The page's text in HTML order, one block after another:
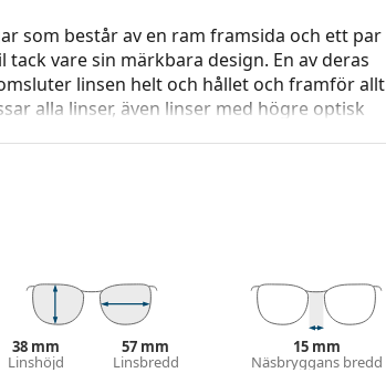
som består av en ram framsida och ett par
vare sin märkbara design. En av deras
linsen helt och hållet och framför allt
alla linser, även linser med högre optisk
skötsel av glasögon. Observera att vissa
eller kolla in vår glasögonguideom du
före användning
38 mm
Linshöjd
57 mm
Linsbredd
15 mm
Näsbryggans bredd